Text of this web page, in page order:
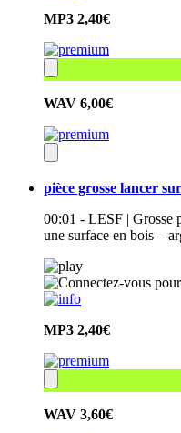
MP3 2,40€
WAV 6,00€
pièce grosse lancer
00:01 - LESF | Grosse
une surface en bois –
MP3 2,40€
WAV 3,60€